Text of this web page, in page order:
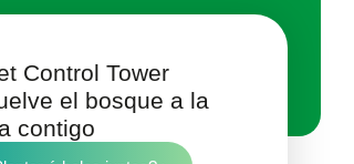
Control Tower
el bosque a la
contigo